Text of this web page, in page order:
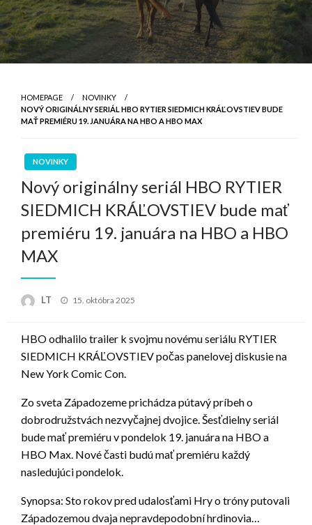
HOMEPAGE
NOVINKY
NOVÝ ORIGINÁLNY SERIÁL HBO RYTIER SIEDMICH KRÁĽOVSTIEV BUDE
MAŤ PREMIÉRU 19. JANUÁRA NA HBO A HBO MAX
NOVINKY
Nový originálny seriál HBO RYTIER
SIEDMICH KRÁĽOVSTIEV bude mať
premiéru 19. januára na HBO a HBO
MAX
LT
Posted
15. októbra 2025
HBO odhalilo trailer k svojmu novému seriálu RYTIER
SIEDMICH KRÁĽOVSTIEV počas panelovej diskusie na
New York Comic Con.
Zo sveta Západozeme prichádza pútavý príbeh o
dobrodružstvách nezvyčajnej dvojice. Šesťdielny seriál
bude mať premiéru v pondelok 19. januára na HBO a
HBO Max. Nové časti budú mať premiéru každý
nasledujúci pondelok.
Synopsa: Sto rokov pred udalosťami Hry o tróny putovali
Západozemou dvaja nepravdepodobní hrdinovia…